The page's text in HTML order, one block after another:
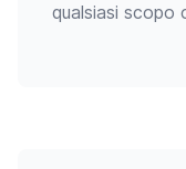
qualsiasi scopo